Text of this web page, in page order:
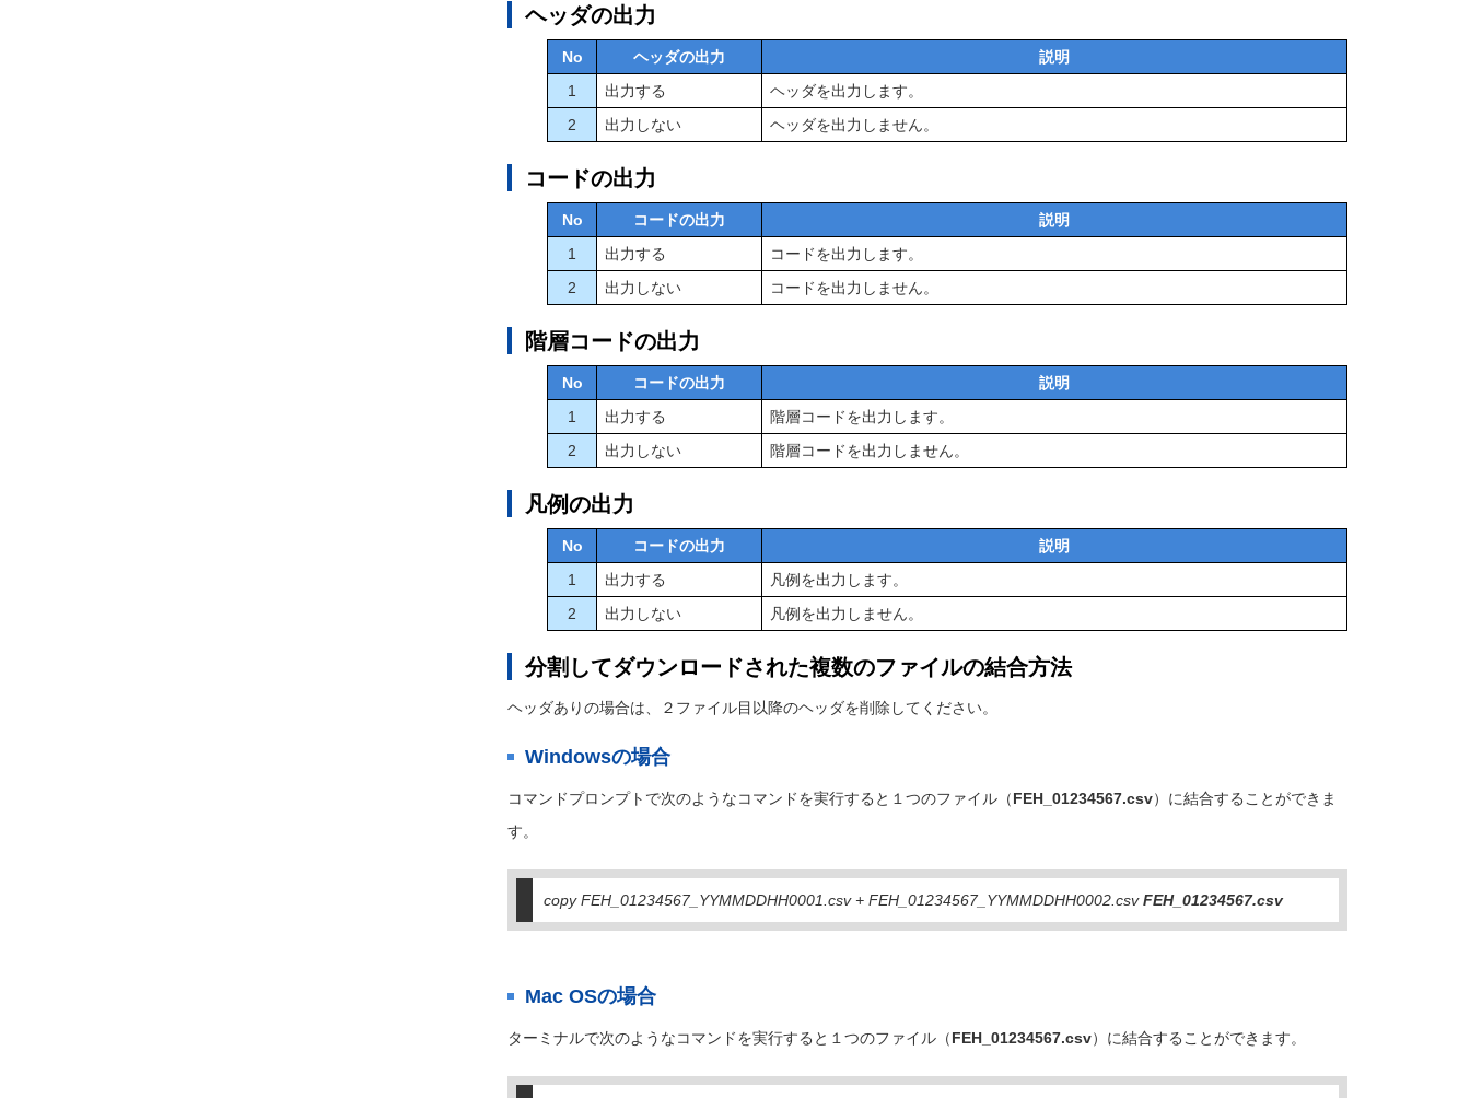
ヘッダの出力
No ヘッダの出力
説明
1
出力する
ヘッダを出力します。
2
出力しない ヘッダを出力しません。
コードの出力
No コードの出力
説明
1
出力する
コードを出力します。
2
出力しない コードを出力しません。
階層コードの出力
No コードの出力
説明
1
出力する
階層コードを出力します。
2
出力しない 階層コードを出力しません。
凡例の出力
No コードの出力
説明
1
出力する
凡例を出力します。
2
出力しない 凡例を出力しません。
分割してダウンロードされた複数のファイルの結合方法
ヘッダありの場合は、２ファイル目以降のヘッダを削除してください。
Windowsの場合
コマンドプロンプトで次のようなコマンドを実行すると１つのファイル（FEH_01234567.csv）に結合することができま
す。
copy FEH_01234567_YYMMDDHH0001.csv + FEH_01234567_YYMMDDHH0002.csvFEH_01234567.csv
Mac OSの場合
ターミナルで次のようなコマンドを実行すると１つのファイル（FEH_01234567.csv）に結合することができます。